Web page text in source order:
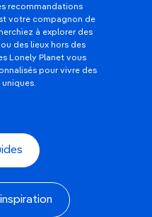
recommandations
votre compagnon de
à explorer des
des lieux hors des
Lonely Planet vous
pour vivre des
uniques.